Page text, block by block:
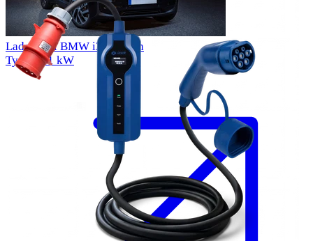
Ladekabel BMW i3 33 kWh
Type 211 kW